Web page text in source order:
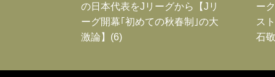
の日本代表をJリーグから【Jリ
ーグ開幕｢初めての秋春制｣の大
激論】(6)
ー
ス
石